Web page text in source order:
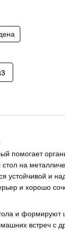
помогает
на
устойчивой и
и хорошо
и формируют
встреч с